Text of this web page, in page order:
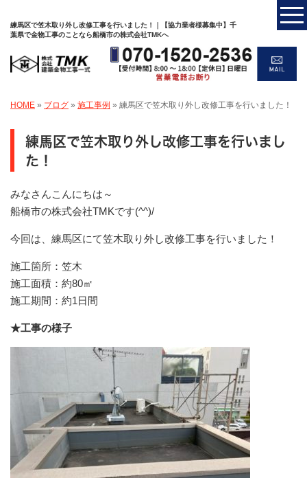
練馬区で笠木取り外し改修工事を行いました！｜【協力業者様募集中】千
葉県で金物工事のことなら船橋市の株式会社TMKへ
HOME » ブログ » 施工事例 » 練馬区で笠木取り外し改修工事を行いました！
練馬区で笠木取り外し改修工事を行いまし
た！
みなさんこんにちは～
船橋市の株式会社TMKです(^^)/
今回は、練馬区にて笠木取り外し改修工事を行いました！
施工箇所：笠木
施工面積：約80㎡
施工期間：約1日間
★工事の様子